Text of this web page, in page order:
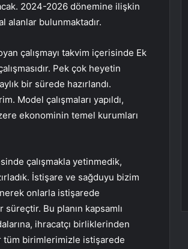
2024-2026 dönemine ilişkin
alanlar bulunmaktadır.
çalışmayı takvim içerisinde Ek
Pek çok heyetin
bir sürede hazırlandı.
Model çalışmaları yapıldı,
ekonominin temel kurumları
çalışmakla yetinmedik,
İstişare ve sağduyu bizim
onlarla istişarede
Bu planın kapsamlı
ihracatçı birliklerinden
tüm birimlerimizle istişarede